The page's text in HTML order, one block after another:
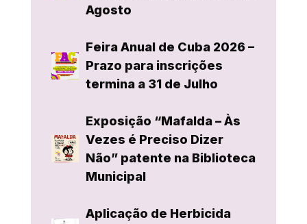
Agosto
Feira Anual de Cuba 2026 –
Prazo para inscrições
termina a 31 de Julho
Exposição “Mafalda – Às
Vezes é Preciso Dizer
Não” patente na Biblioteca
Municipal
Aplicação de Herbicida